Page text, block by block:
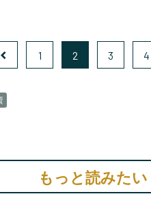
1 2 3 4
もっと読みたい